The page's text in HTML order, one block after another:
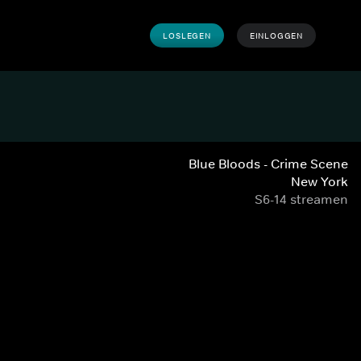
LOSLEGEN EINLOGGEN
Blue Bloods - Crime Scene
New York
S6-14 streamen